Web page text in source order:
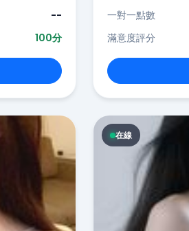
--
100分
一對一點數
滿意度評分
在線